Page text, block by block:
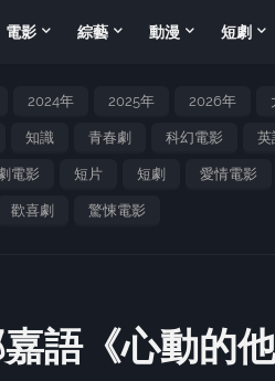
電影 綜藝 動漫 短劇
2024年 2025年 2026年
知識 青春劇 科幻電影 英
電影 短片 短劇 愛情電影
歡喜劇 驚悚電影
語《心動的他